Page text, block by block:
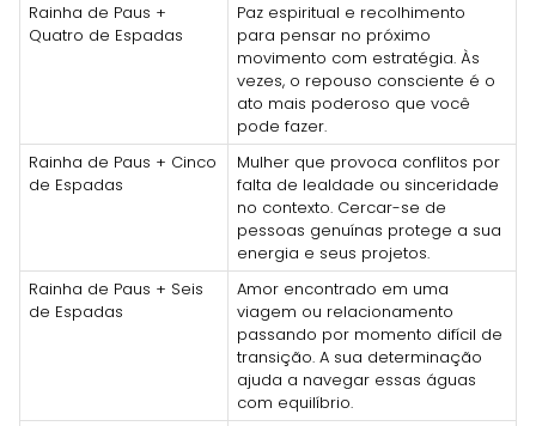
Rainha de Paus +
Quatro de Espadas
Paz espiritual e recolhimento
para pensar no próximo
movimento com estratégia. Às
vezes, o repouso consciente é o
ato mais poderoso que você
pode fazer.
Rainha de Paus + Cinco
de Espadas
Mulher que provoca conflitos por
falta de lealdade ou sinceridade
no contexto. Cercar-se de
pessoas genuínas protege a sua
energia e seus projetos.
Rainha de Paus + Seis
de Espadas
Amor encontrado em uma
viagem ou relacionamento
passando por momento difícil de
transição. A sua determinação
ajuda a navegar essas águas
com equilíbrio.